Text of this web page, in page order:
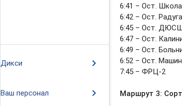
Дикси chevron_right
Ваш персонал chevron_right
6:41 – Ост.
6:42 – Ост. Радуга
6:45 – Ост. ДЮСШ
6:47 – Ост.
6:49 – Ост.
6:52 – Ост.
7:45 – ФРЦ-2
Маршрут 3: